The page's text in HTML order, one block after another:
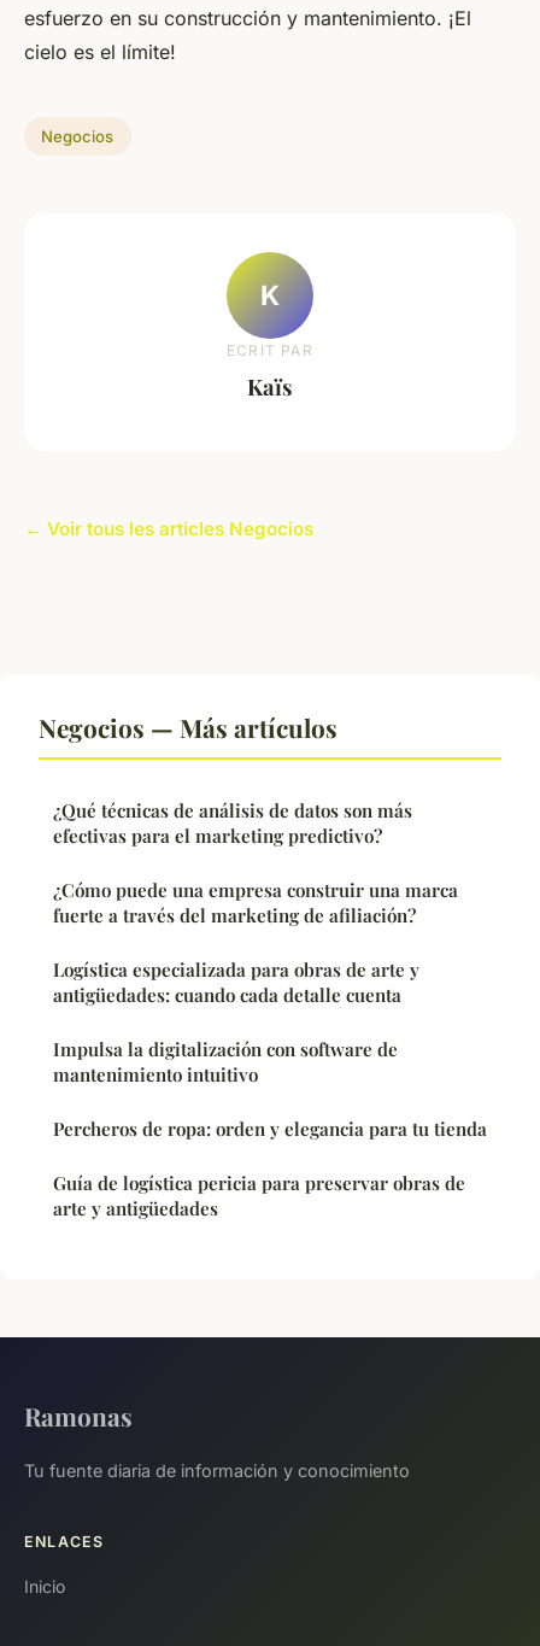
esfuerzo en su construcción y mantenimiento. ¡El
cielo es el límite!
Negocios
K
ECRIT PAR
Kaïs
← Voir tous les articles Negocios
Negocios — Más artículos
¿Qué técnicas de análisis de datos son más
efectivas para el marketing predictivo?
¿Cómo puede una empresa construir una marca
fuerte a través del marketing de afiliación?
Logística especializada para obras de arte y
antigüedades: cuando cada detalle cuenta
Impulsa la digitalización con software de
mantenimiento intuitivo
Percheros de ropa: orden y elegancia para tu tienda
Guía de logística pericia para preservar obras de
arte y antigüedades
Ramonas
Tu fuente diaria de información y conocimiento
ENLACES
Inicio